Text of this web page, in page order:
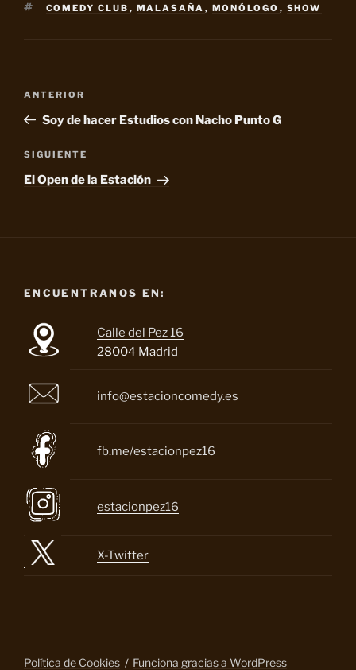
ETIQUETAS
COMEDY CLUB , MALASAÑA , MONÓLOGO , SHOW
Navegación
entradas
Entrada
anterior:
ANTERIOR
Soy de hacer Estudios con Nacho Punto G
Siguiente
entrada
SIGUIENTE
El Open de la Estación
ENCUENTRANOS EN:
Calle del Pez 16
28004 Madrid
info@estacioncomedy.es
fb.me/estacionpez16
estacionpez16
X-Twitter
Política de Cookies Funciona gracias a WordPress